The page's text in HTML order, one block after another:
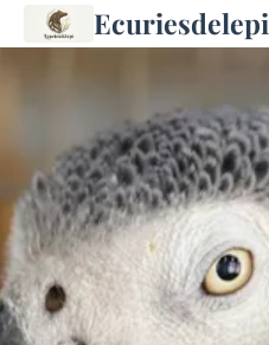
Ecuriesdelepi